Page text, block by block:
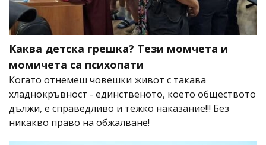
Каква детска грешка? Тези момчета и
момичета са психопати
Когато отнемеш човешки живот с такава
хладнокръвност - единственото, което обществото
дължи, е справедливо и тежко наказание!!! Без
никакво право на обжалване!